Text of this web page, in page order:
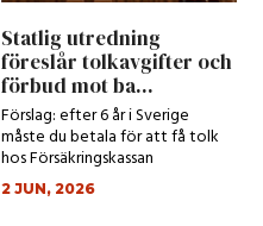
Statlig utredning
föreslår tolkavgifter och
förbud mot ba...
Förslag: efter 6 år i Sverige
måste du betala för att få tolk
hos Försäkringskassan
2 JUN, 2026